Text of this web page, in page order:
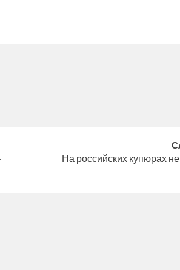
На российских купюрах